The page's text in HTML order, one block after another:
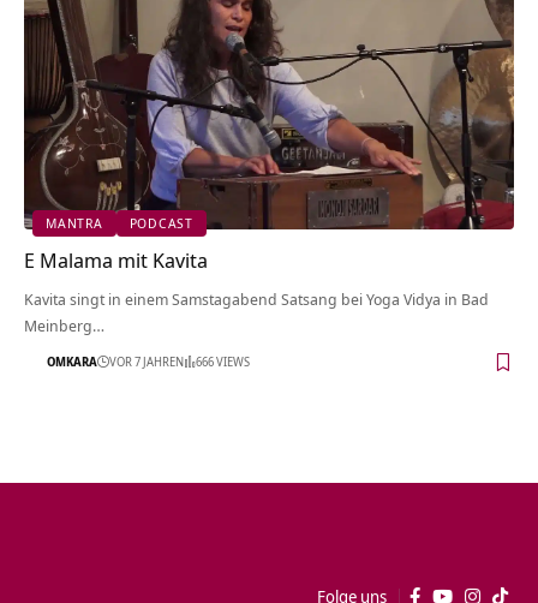
MANTRA PODCAST
E Malama mit Kavita
Kavita singt in einem Samstagabend Satsang bei Yoga Vidya in Bad
Meinberg…
OMKARA VOR 7 JAHREN 666 VIEWS
Folge uns